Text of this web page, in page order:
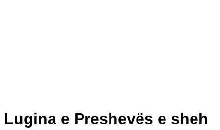
Lugina e Preshevës e sheh